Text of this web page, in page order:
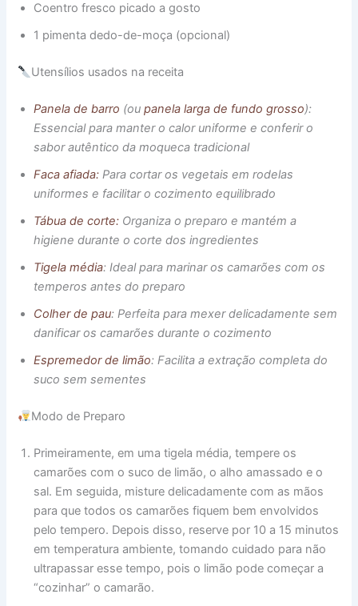
Coentro fresco picado a gosto
1 pimenta dedo-de-moça (opcional)
Utensílios usados na receita
Panela de barro (oupanela larga de fundo grosso):
Essencial para manter o calor uniforme e conferir o
sabor autêntico da moqueca tradicional
Faca afiada: Para cortar os vegetais em rodelas
uniformes e facilitar o cozimento equilibrado
Tábua de corte: Organiza o preparo e mantém a
higiene durante o corte dos ingredientes
Tigela média: Ideal para marinar os camarões com os
temperos antes do preparo
Colher de pau: Perfeita para mexer delicadamente sem
danificar os camarões durante o cozimento
Espremedor de limão: Facilita a extração completa do
suco sem sementes
Modo de Preparo
Primeiramente, em uma tigela média, tempere os
camarões com o suco de limão, o alho amassado e o
sal. Em seguida, misture delicadamente com as mãos
para que todos os camarões fiquem bem envolvidos
pelo tempero. Depois disso, reserve por 10 a 15 minutos
em temperatura ambiente, tomando cuidado para não
ultrapassar esse tempo, pois o limão pode começar a
“cozinhar” o camarão.